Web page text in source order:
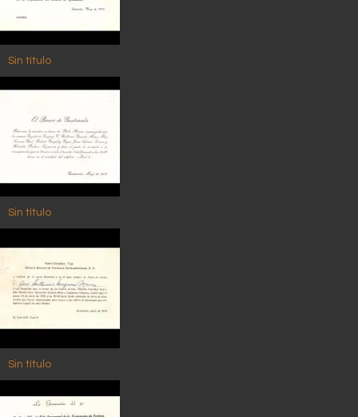
Sin título
Sin título
Sin título